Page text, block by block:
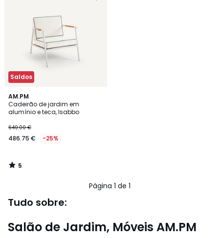
Saldos
AM.PM
Cadeirão de jardim em
alumínio e teca, Isabbo
649.00 €
486.75 € -25%
5
/
5
5
/
Página 1 de 1
Tudo sobre:
Salão de Jardim, Móveis AM.PM